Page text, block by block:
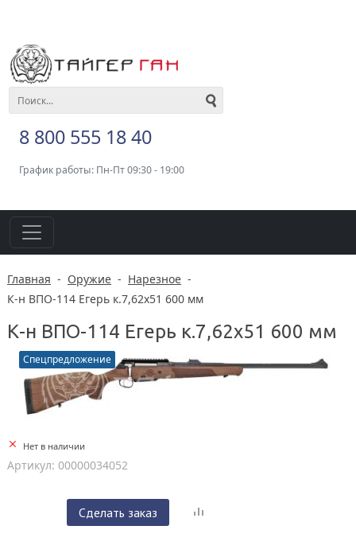
8 800 555 18 40
График работы: Пн-Пт 09:30 - 19:00
Главная - Оружие - Нарезное -
К-н ВПО-114 Егерь к.7,62х51 600 мм
К-н ВПО-114 Егерь к.7,62х51 600 мм
Спецпредложение
Нет в наличии
Артикул: 00000034052
Сделать заказ